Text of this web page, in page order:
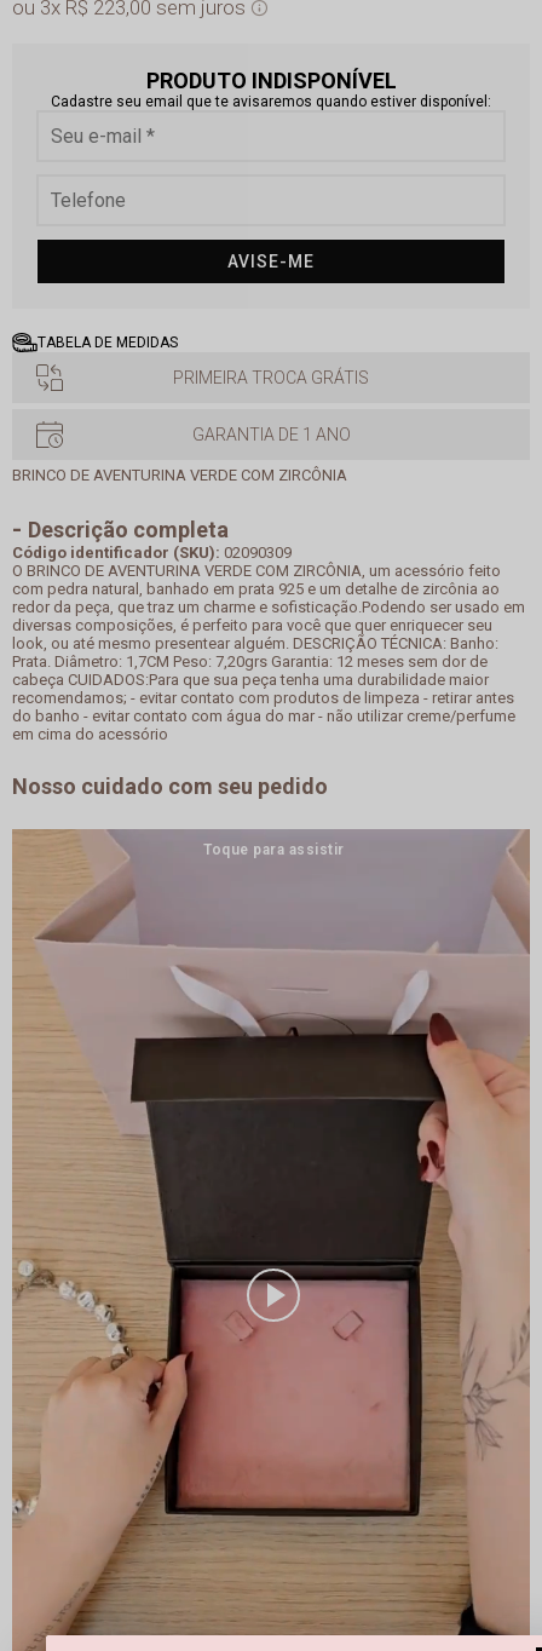
3x R$ 223,00 sem juros
PRODUTO INDISPONÍVEL
Cadastre seu email que te avisaremos quando estiver disponível:
AVISE-ME
TABELA DE MEDIDAS
PRIMEIRA TROCA GRÁTIS
GARANTIA DE 1 ANO
BRINCO DE AVENTURINA VERDE COM ZIRCÔNIA
Descrição completa
Código identificador (SKU): 02090309
O BRINCO DE AVENTURINA VERDE COM ZIRCÔNIA, um acessório feito
com pedra natural, banhado em prata 925 e um detalhe de zircônia ao
redor da peça, que traz um charme e sofisticação.Podendo ser usado em
diversas composições, é perfeito para você que quer enriquecer seu
look, ou até mesmo presentear alguém. DESCRIÇÃO TÉCNICA: Banho:
Prata. Diâmetro: 1,7CM Peso: 7,20grs Garantia: 12 meses sem dor de
cabeça CUIDADOS:Para que sua peça tenha uma durabilidade maior
recomendamos; - evitar contato com produtos de limpeza - retirar antes
do banho - evitar contato com água do mar - não utilizar creme/perfume
em cima do acessório
Nosso cuidado com seu pedido